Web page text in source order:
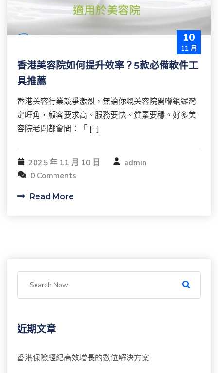
10
11 月
香港美容院如何提升效率？5款必備軟件工
具推薦
香港美容行業競爭激烈，無論你嘅美容院開喺銅鑼灣
定旺角，顧客要求高、服務要快、質素要穩。好多美
容院老闆都會問：「 […]
2025 年 11 月 10 日
admin
0 Comments
Read More
近期文章
香港保險經紀高效增長的數位解決方案